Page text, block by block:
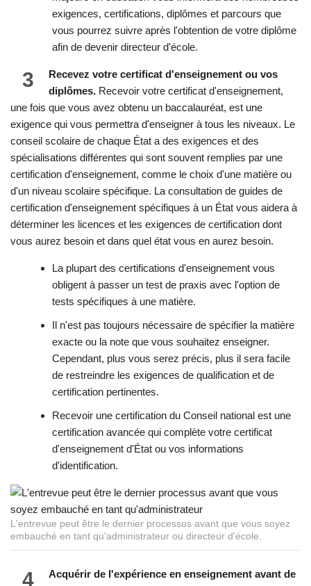
exigences, certifications, diplômes et parcours que
vous pourrez suivre après l'obtention de votre diplôme
afin de devenir directeur d'école.
3
Recevez votre certificat d'enseignement ou vos
diplômes. Recevoir votre certificat d'enseignement,
une fois que vous avez obtenu un baccalauréat, est une
exigence qui vous permettra d'enseigner à tous les niveaux. Le
conseil scolaire de chaque État a des exigences et des
spécialisations différentes qui sont souvent remplies par une
certification d'enseignement, comme le choix d'une matière ou
d'un niveau scolaire spécifique. La consultation de guides de
certification d'enseignement spécifiques à un État vous aidera à
déterminer les licences et les exigences de certification dont
vous aurez besoin et dans quel état vous en aurez besoin.
La plupart des certifications d'enseignement vous
obligent à passer un test de praxis avec l'option de
tests spécifiques à une matière.
Il n'est pas toujours nécessaire de spécifier la matière
exacte ou la note que vous souhaitez enseigner.
Cependant, plus vous serez précis, plus il sera facile
de restreindre les exigences de qualification et de
certification pertinentes.
Recevoir une certification du Conseil national est une
certification avancée qui complète votre certificat
d'enseignement d'État ou vos informations
d'identification.
L'entrevue peut être le dernier processus avant que vous soyez
embauché en tant qu'administrateur ou directeur d'école.
4
Acquérir de l'expérience en enseignement avant de